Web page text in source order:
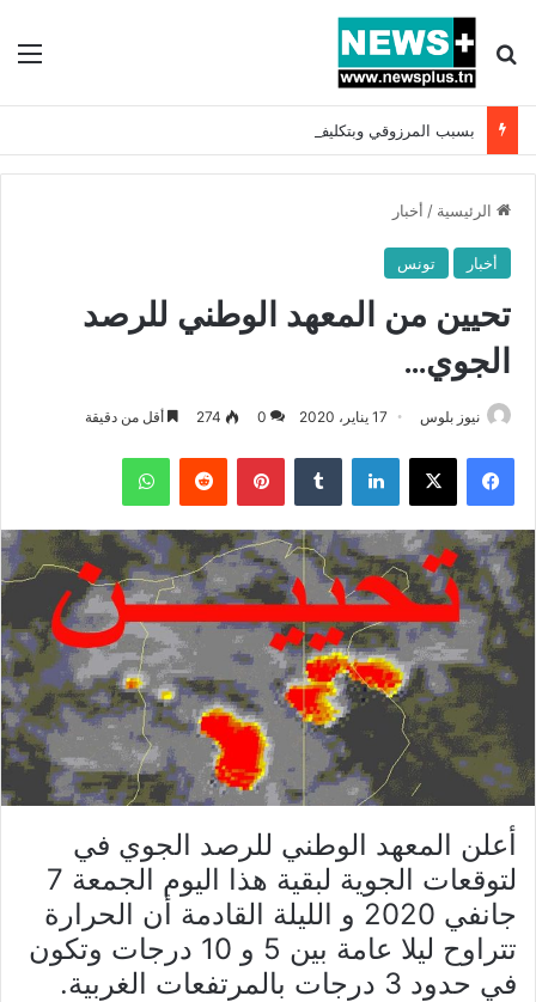
بحث عن
الرئيسية / أخبار
أخبار تونس
تحيين من المعهد الوطني للرصد
الجوي…
نيوز بلوس 17 يناير، 2020 0
274 أقل من دقيقة
فيسبوك X لينكدإن بينتيريست واتساب
أعلن المعهد الوطني للرصد الجوي في
لتوقعات الجوية لبقية هذا اليوم الجمعة 7
جانفي 2020 و الليلة القادمة أن الحرارة
تتراوح ليلا عامة بين 5 و 10 درجات وتكون
في حدود 3 درجات بالمرتفعات الغربية.